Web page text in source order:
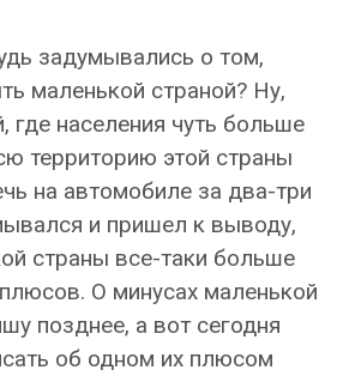
задумывались о том,
маленькой страной? Ну,
где населения чуть больше
территорию этой страны
на автомобиле за два-три
и пришел к выводу,
страны все-таки больше
О минусах маленькой
позднее, а вот сегодня
об одном их плюсом